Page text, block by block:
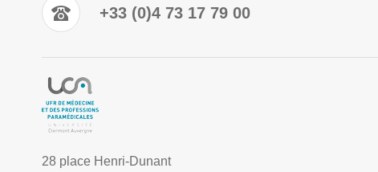
+33 (0)4 73 17 79 00
28 place Henri-Dunant